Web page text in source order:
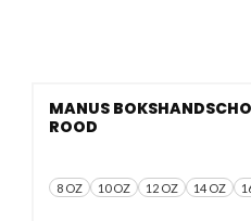
8 OZ 10 OZ 12 OZ 14 OZ
MANUS
ROOD